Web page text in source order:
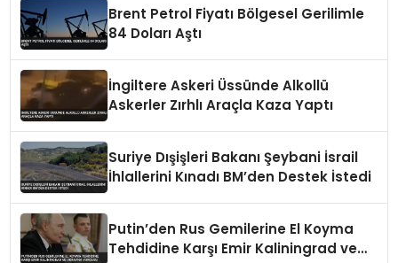
Brent Petrol Fiyatı Bölgesel Gerilimle
84 Doları Aştı
İngiltere Askeri Üssünde Alkollü
Askerler Zırhlı Araçla Kaza Yaptı
Suriye Dışişleri Bakanı Şeybani İsrail
İhlallerini Kınadı BM’den Destek İstedi
Putin’den Rus Gemilerine El Koyma
Tehdidine Karşı Emir Kaliningrad ve